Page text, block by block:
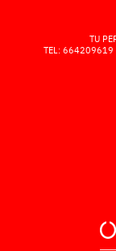
TU
TEL: 664209619